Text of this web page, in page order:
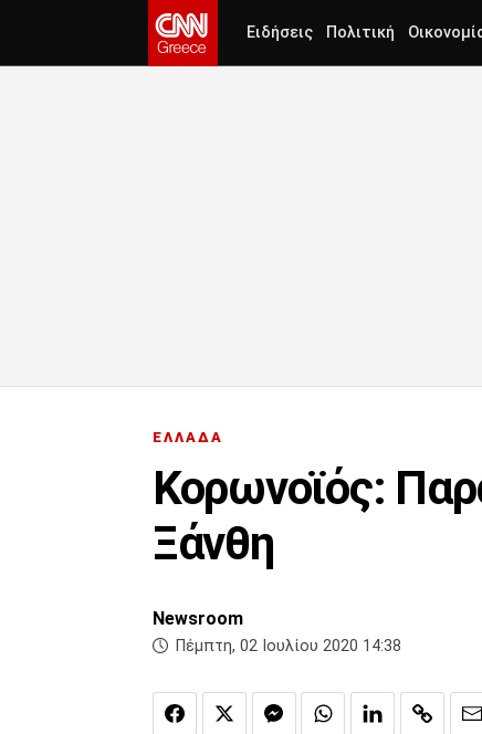
Ειδήσεις Πολιτική
ΕΛΛΑΔΑ
Κορωνοϊός:
Ξάνθη
Newsroom
Πέμπτη, 02 Ιουλίου 2020 14:38